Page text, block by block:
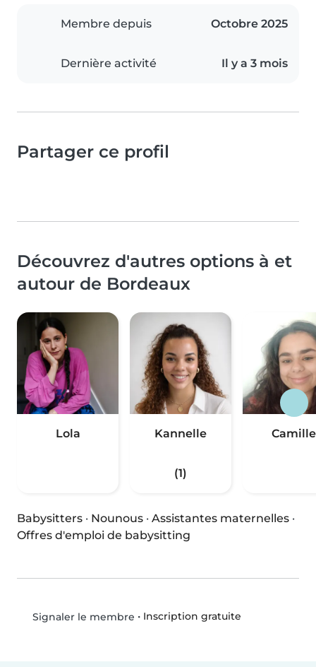
Membre depuis Octobre 2025
Dernière activité Il y a 3 mois
Partager ce profil
Découvrez d'autres options à et
autour de Bordeaux
Lola Kannelle
(1)
Camille
Babysitters · Nounous · Assistantes maternelles ·
Offres d'emploi de babysitting
Signaler le membre • Inscription gratuite